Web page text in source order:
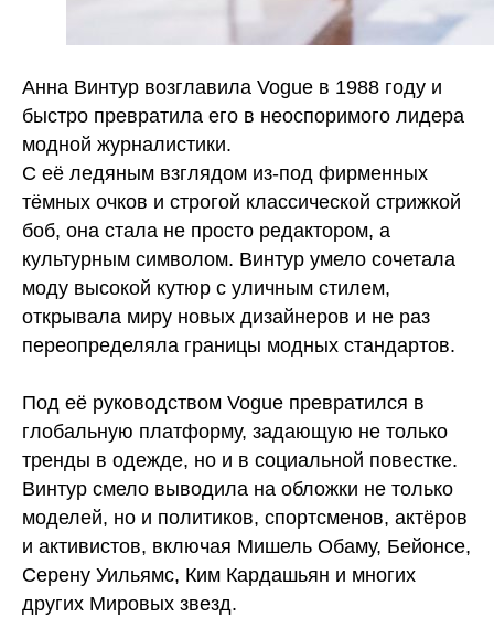
Анна Винтур возглавила Vogue в 1988 году и
быстро превратила его в неоспоримого лидера
модной журналистики.
С её ледяным взглядом из-под фирменных
тёмных очков и строгой классической стрижкой
боб, она стала не просто редактором, а
культурным символом. Винтур умело сочетала
моду высокой кутюр с уличным стилем,
открывала миру новых дизайнеров и не раз
переопределяла границы модных стандартов.
Под её руководством Vogue превратился в
глобальную платформу, задающую не только
тренды в одежде, но и в социальной повестке.
Винтур смело выводила на обложки не только
моделей, но и политиков, спортсменов, актёров
и активистов, включая Мишель Обаму, Бейонсе,
Серену Уильямс, Ким Кардашьян и многих
других Мировых звезд.